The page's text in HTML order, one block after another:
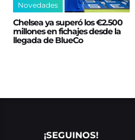
Novedades
Chelsea ya superó los €2.500
millones en fichajes desde la
llegada de BlueCo
¡SEGUINOS!